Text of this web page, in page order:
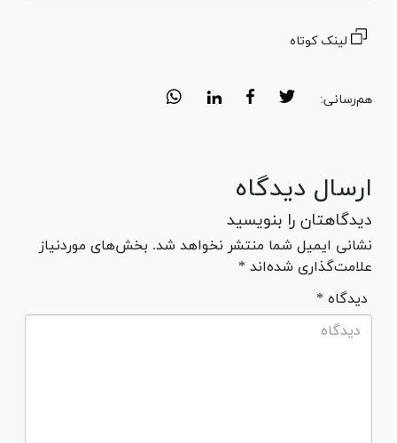
لینک کوتاه
هم‌رسانی:
ارسال دیدگاه
دیدگاهتان را بنویسید
نشانی ایمیل شما منتشر نخواهد شد. بخش‌های موردنیاز
علامت‌گذاری شده‌اند *
* دیدگاه